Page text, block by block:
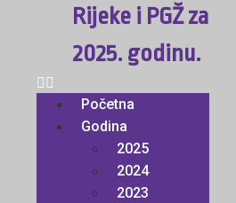
Rijeke i PGŽ za
2025. godinu.
Početna
Godina
2025
2024
2023